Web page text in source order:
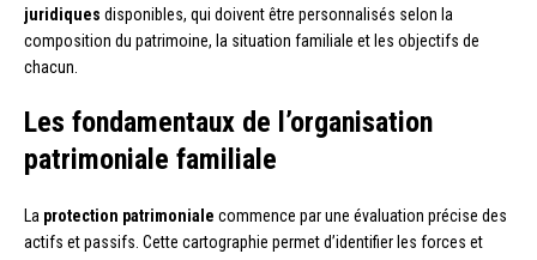
juridiques disponibles, qui doivent être personnalisés selon la
composition du patrimoine, la situation familiale et les objectifs de
chacun.
Les fondamentaux de l’organisation
patrimoniale familiale
La protection patrimoniale commence par une évaluation précise des
actifs et passifs. Cette cartographie permet d’identifier les forces et